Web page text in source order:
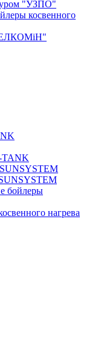
"УЗПО"
косвенного
TANK
бойлеры
нагрева